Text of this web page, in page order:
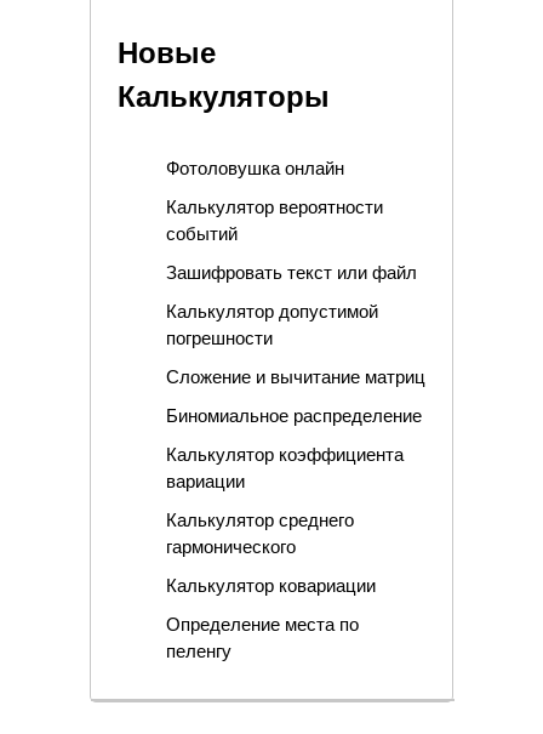
Новые
Калькуляторы
Фотоловушка онлайн
Калькулятор вероятности
событий
Зашифровать текст или файл
Калькулятор допустимой
погрешности
Сложение и вычитание матриц
Биномиальное распределение
Калькулятор коэффициента
вариации
Калькулятор среднего
гармонического
Калькулятор ковариации
Определение места по
пеленгу